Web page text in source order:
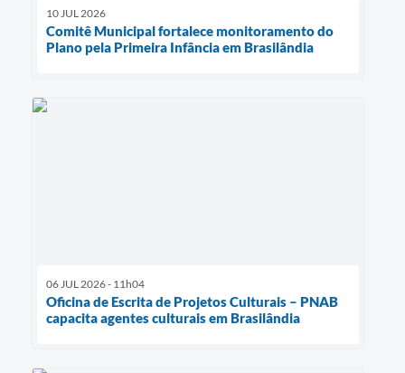
10 JUL 2026
Comitê Municipal fortalece monitoramento do
Plano pela Primeira Infância em Brasilândia
06 JUL 2026 - 11h04
Oficina de Escrita de Projetos Culturais – PNAB
capacita agentes culturais em Brasilândia